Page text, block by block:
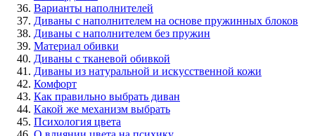
Варианты наполнителей
Диваны с наполнителем на основе пружинных блоков
Диваны с наполнителем без пружин
Материал обивки
Диваны с тканевой обивкой
Диваны из натуральной и искусственной кожи
Комфорт
Как правильно выбрать диван
Какой же механизм выбрать
Психология цвета